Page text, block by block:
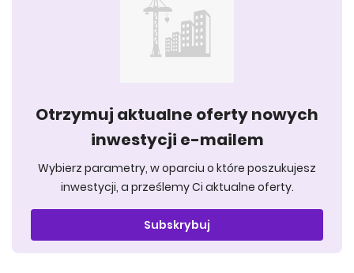
Otrzymuj aktualne oferty nowych
inwestycji e-mailem
Wybierz parametry, w oparciu o które poszukujesz
inwestycji, a prześlemy Ci aktualne oferty.
Subskrybuj